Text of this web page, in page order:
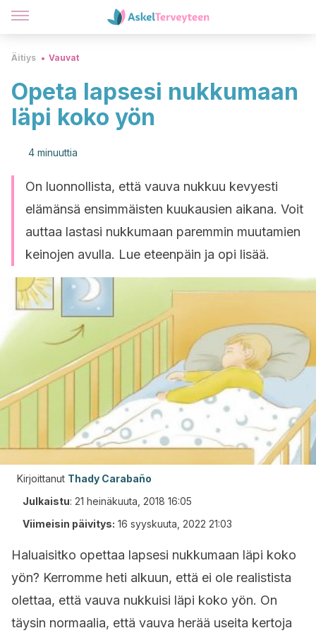
Äitiys Vauvat
Opeta lapsesi nukkumaan
läpi koko yön
4 minuuttia
On luonnollista, että vauva nukkuu kevyesti
elämänsä ensimmäisten kuukausien aikana. Voit
auttaa lastasi nukkumaan paremmin muutamien
keinojen avulla. Lue eteenpäin ja opi lisää.
Kirjoittanut Thady Carabaño
Julkaistu: 21 heinäkuuta, 2018 16:05
Viimeisin päivitys: 16 syyskuuta, 2022 21:03
Haluaisitko opettaa lapsesi nukkumaan läpi koko
yön? Kerromme heti alkuun, että ei ole realistista
olettaa, että vauva nukkuisi läpi koko yön. On
täysin normaalia, että vauva herää useita kertoja